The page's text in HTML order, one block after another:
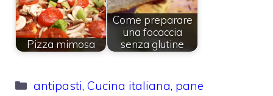
Pizza mimosa
Come preparare
una focaccia
senza glutine
Categorie
antipasti,Cucina italiana, pane